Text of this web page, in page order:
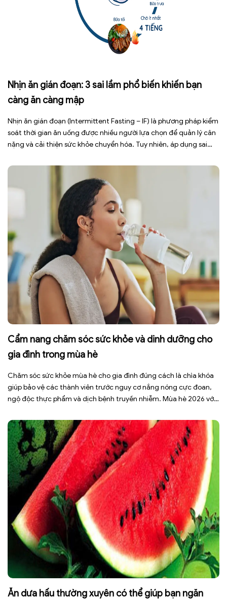
Nhịn ăn gián đoạn: 3 sai lầm phổ biến khiến bạn
càng ăn càng mập
Nhịn ăn gián đoạn (Intermittent Fasting – IF) là phương pháp kiểm
soát thời gian ăn uống được nhiều người lựa chọn để quản lý cân
nặng và cải thiện sức khỏe chuyển hóa. Tuy nhiên, áp dụng sai
sức, mất cơ […]
Cẩm nang chăm sóc sức khỏe và dinh dưỡng cho
gia đình trong mùa hè
Chăm sóc sức khỏe mùa hè cho gia đình đúng cách là chìa khóa
giúp bảo vệ các thành viên trước nguy cơ nắng nóng cực đoan,
ngộ độc thực phẩm và dịch bệnh truyền nhiễm. Mùa hè 2026 với
sức […]
Ăn dưa hấu thường xuyên có thể giúp bạn ngăn